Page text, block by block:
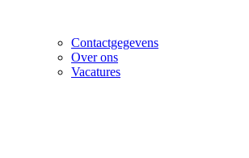
Contactgegevens
Over ons
Vacatures